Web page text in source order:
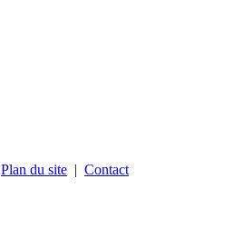
Plan du site | Contact